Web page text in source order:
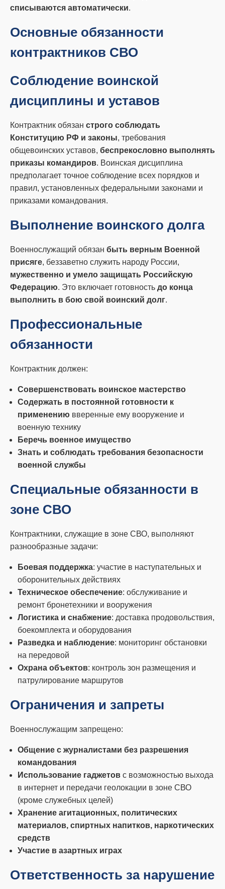
списываются автоматически.
Основные обязанности
контрактников СВО
Соблюдение воинской
дисциплины и уставов
Контрактник обязан строго соблюдать
Конституцию РФ и законы, требования
общевоинских уставов, беспрекословно выполнять
приказы командиров. Воинская дисциплина
предполагает точное соблюдение всех порядков и
правил, установленных федеральными законами и
приказами командования.
Выполнение воинского долга
Военнослужащий обязан быть верным Военной
присяге, беззаветно служить народу России,
мужественно и умело защищать Российскую
Федерацию. Это включает готовность до конца
выполнить в бою свой воинский долг.
Профессиональные
обязанности
Контрактник должен:
Совершенствовать воинское мастерство
Содержать в постоянной готовности к
применению вверенные ему вооружение и
военную технику
Беречь военное имущество
Знать и соблюдать требования безопасности
военной службы
Специальные обязанности в
зоне СВО
Контрактники, служащие в зоне СВО, выполняют
разнообразные задачи:
Боевая поддержка: участие в наступательных и
оборонительных действиях
Техническое обеспечение: обслуживание и
ремонт бронетехники и вооружения
Логистика и снабжение: доставка продовольствия,
боекомплекта и оборудования
Разведка и наблюдение: мониторинг обстановки
на передовой
Охрана объектов: контроль зон размещения и
патрулирование маршрутов
Ограничения и запреты
Военнослужащим запрещено:
Общение с журналистами без разрешения
командования
Использование гаджетов с возможностью выхода
в интернет и передачи геолокации в зоне СВО
(кроме служебных целей)
Хранение агитационных, политических
материалов, спиртных напитков, наркотических
средств
Участие в азартных играх
Ответственность за нарушение